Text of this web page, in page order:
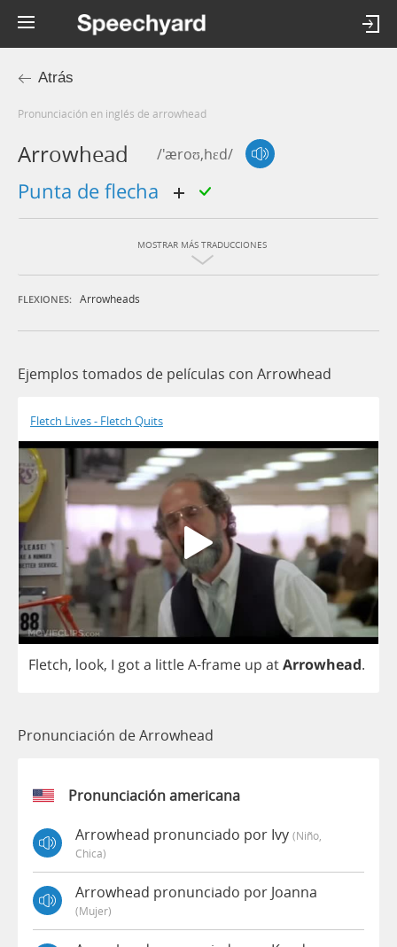
Atrás
Pronunciación en inglés de arrowhead
Arrowhead /'æroʊ,hɛd/
punta de flecha
MOSTRAR MÁS TRADUCCIONES
FLEXIONES: Arrowheads
Ejemplos tomados de películas con Arrowhead
Fletch Lives - Fletch Quits
Fletch, look, I gota littleA-frame up atArrowhead.
Pronunciación de Arrowhead
Pronunciación americana
Arrowhead pronunciado por Ivy (niño,
Chica)
Arrowhead pronunciado por Joanna
(mujer)